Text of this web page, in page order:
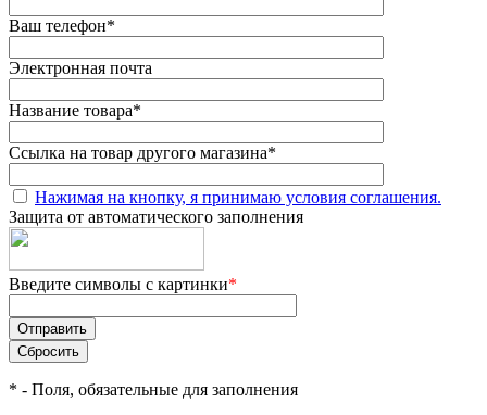
Ваш телефон*
Электронная почта
Название товара*
Ссылка на товар другого магазина*
Нажимая на кнопку, я принимаю условия соглашения.
Защита от автоматического заполнения
Введите символы с картинки*
* - Поля, обязательные для заполнения